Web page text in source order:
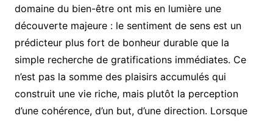
domaine du bien-être ont mis en lumière une
découverte majeure : le sentiment de sens est un
prédicteur plus fort de bonheur durable que la
simple recherche de gratifications immédiates. Ce
n’est pas la somme des plaisirs accumulés qui
construit une vie riche, mais plutôt la perception
d’une cohérence, d’un but, d’une direction. Lorsque